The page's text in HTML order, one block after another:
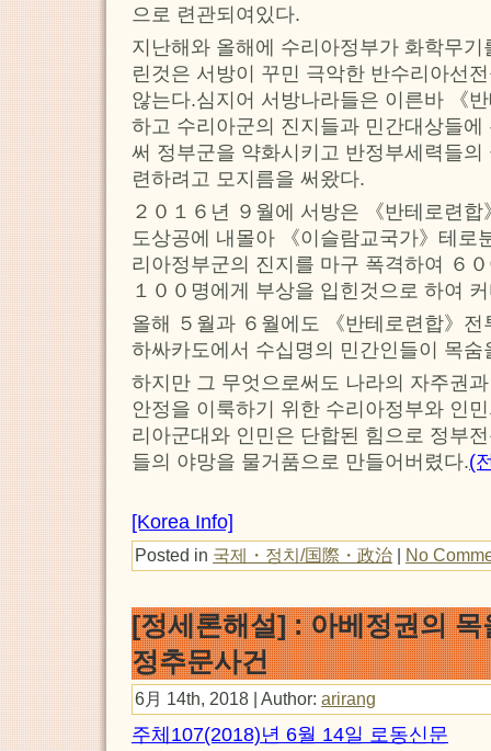
으로 련관되여있다.
지난해와 올해에 수리아정부가 화학무
린것은 서방이 꾸민 극악한 반수리아선
않는다.심지어 서방나라들은 이른바 《
하고 수리아군의 진지들과 민간대상들
써 정부군을 약화시키고 반정부세력들
련하려고 모지름을 써왔다.
２０１６년 ９월에 서방은 《반테로련
도상공에 내몰아 《이슬람교국가》테로
리아정부군의 진지를 마구 폭격하여 ６
１００명에게 부상을 입힌것으로 하여
올해 ５월과 ６월에도 《반테로련합》
하싸카도에서 수십명의 민간인들이 목숨
하지만 그 무엇으로써도 나라의 자주권
안정을 이룩하기 위한 수리아정부와 인
리아군대와 인민은 단합된 힘으로 정부
들의 야망을 물거품으로 만들어버렸다.(
[Korea Info]
Posted in 국제・정치/国際・政治 | No
[정세론해설] : 아베정권의
정추문사건
6月 14th, 2018 | Author: arirang
주체107(2018)년 6월 14일 로동신문